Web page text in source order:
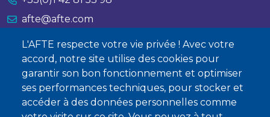
L'AFTE respecte votre vie privée ! Avec votre
accord, notre site utilise des cookies pour
garantir son bon fonctionnement et optimiser
ses performances techniques, pour stocker et
accéder à des données personnelles comme
afte@afte.com
Nous contacter
À propos
Qui sommes-nous ?